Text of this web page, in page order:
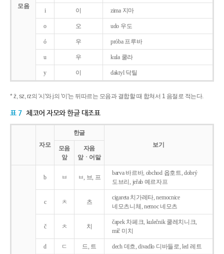
모음
i 이 zima 지마
o 오 udo 우도
ó 우 próba 프루바
u 우 kula 쿨라
y 이 daktyl 닥틸
* ż, sz, rz의 '시'와 j의 '이'는 뒤따르는 모음과 결합할 때 합쳐서 1 음절로 적는다.
표 7 체코어 자모와 한글 대조표
자모
한글
보기
모음
앞
자음
앞ㆍ어말
b ㅂ ㅂ, 브, 프
barva 바르바, obchod 옵호트, dobrý
도브리, jeřab 예르자프
c ㅊ 츠
cigareta 치가레타, nemocnice
네모츠니체, nemoc 네모츠
č ㅊ 치
čapek 차페크, kulečnik 쿨레치니크,
míč 미치
d ㄷ 드, 트 dech 데흐, divadlo 디바들로, led 레트